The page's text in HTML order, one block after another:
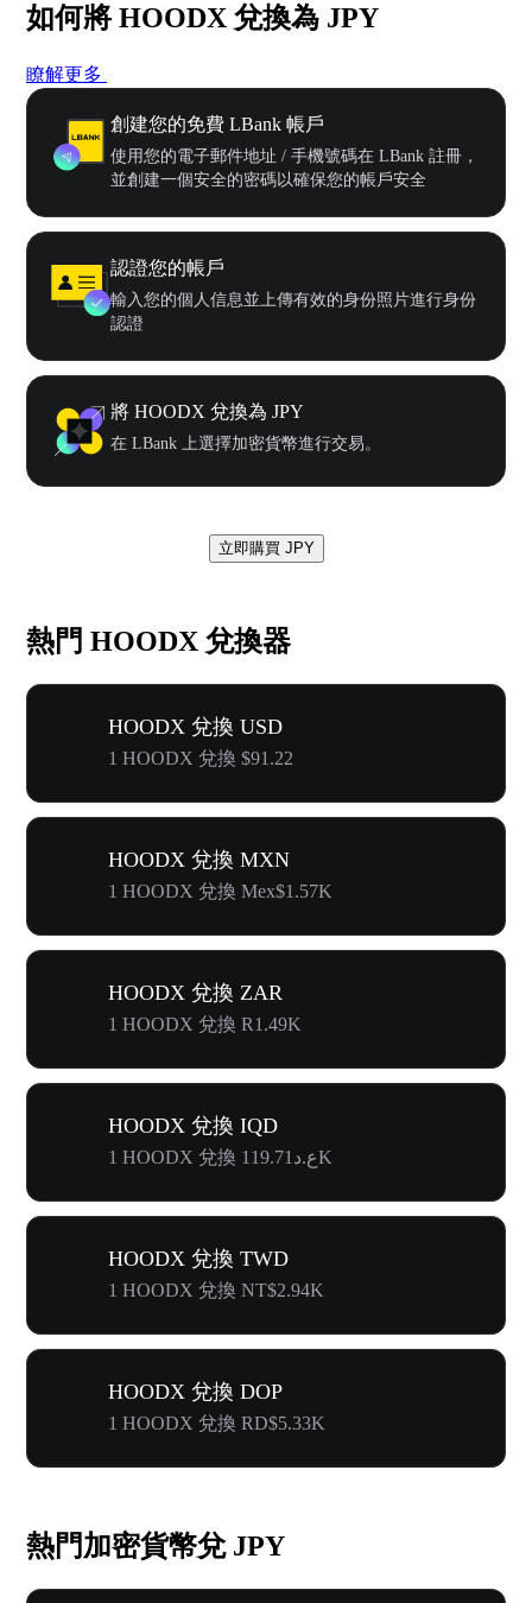
如何將 HOODX 兌換為 JPY
瞭解更多
創建您的免費 LBank 帳戶
使用您的電子郵件地址 / 手機號碼在 LBank 註冊，
並創建一個安全的密碼以確保您的帳戶安全
認證您的帳戶
輸入您的個人信息並上傳有效的身份照片進行身份
認證
將 HOODX 兌換為 JPY
在 LBank 上選擇加密貨幣進行交易。
立即購買 JPY
熱門 HOODX 兌換器
HOODX 兌換 USD
1 HOODX 兌換 $91.22
HOODX 兌換 MXN
1 HOODX 兌換 Mex$1.57K
HOODX 兌換 ZAR
1 HOODX 兌換 R1.49K
HOODX 兌換 IQD
1 HOODX 兌換 ع.د119.71K
HOODX 兌換 TWD
1 HOODX 兌換 NT$2.94K
HOODX 兌換 DOP
1 HOODX 兌換 RD$5.33K
熱門加密貨幣兌 JPY